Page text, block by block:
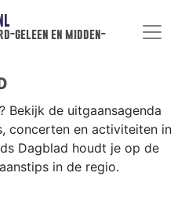
geleen en midden-
Bekijk de uitgaansagenda
concerten en activiteiten in
Dagblad houdt je op de
in de regio.